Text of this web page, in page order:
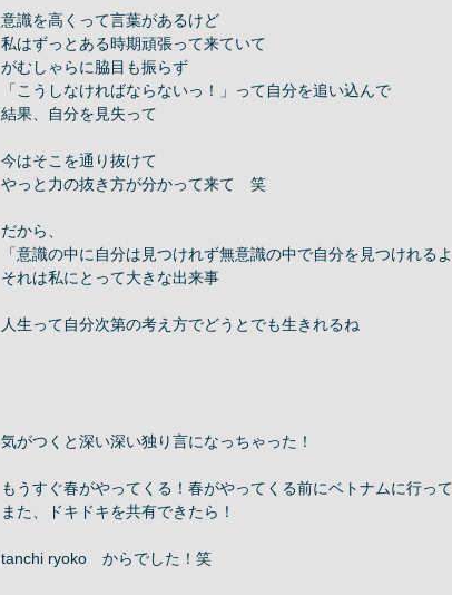
意識を高くって言葉があるけど
私はずっとある時期頑張って来ていて
がむしゃらに脇目も振らず
「こうしなければならないっ！」って自分を追い込んで
結果、自分を見失って
今はそこを通り抜けて
やっと力の抜き方が分かって来て　笑
だから、
「意識の中に自分は見つけれず無意識の中で自分を見つけれる
それは私にとって大きな出来事
人生って自分次第の考え方でどうとでも生きれるね
気がつくと深い深い独り言になっちゃった！
もうすぐ春がやってくる！春がやってくる前にベトナムに行っ
また、ドキドキを共有できたら！
tanchi ryoko　からでした！笑